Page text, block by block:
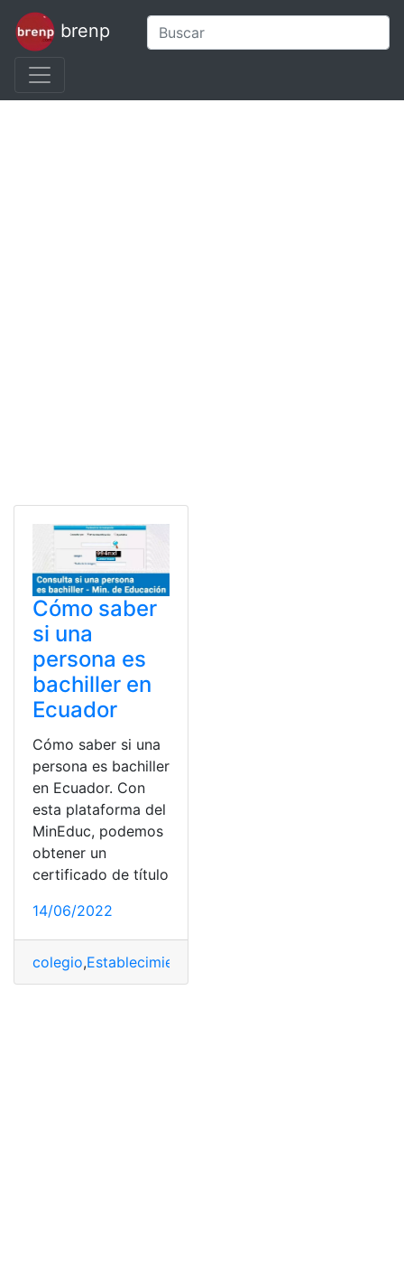
brenp
Cómo saber
si una
persona es
bachiller en
Ecuador
Cómo saber si una
persona es bachiller
en Ecuador. Con
esta plataforma del
MinEduc, podemos
obtener un
certificado de título
14/06/2022
colegio,Establecimientos